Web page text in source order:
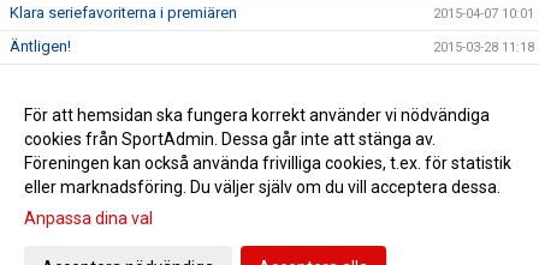
Klara seriefavoriterna i premiären 2015-04-07 10:01
Äntligen! 2015-03-28 11:18
Familjen Körseus har fått tillökning... 2015-03-12 13:33
Kvartsfinal i Malmömästerskapet 2015-03-12 13:32
Gå till Webbversion
För att hemsidan ska fungera korrekt använder vi nödvändiga
cookies från SportAdmin. Dessa går inte att stänga av.
Föreningen kan också använda frivilliga cookies, t.ex. för statistik
eller marknadsföring. Du väljer själv om du vill acceptera dessa.
Anpassa dina val